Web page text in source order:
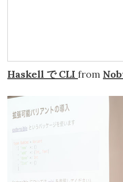
Haskell で CLI from